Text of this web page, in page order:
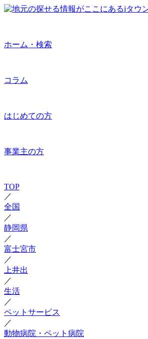
ホーム・検索
コラム
はじめての方
事業主の方
TOP
／
全国
／
静岡県
／
富士宮市
／
上井出
／
生活
／
ペットサービス
／
動物病院・ペット病院